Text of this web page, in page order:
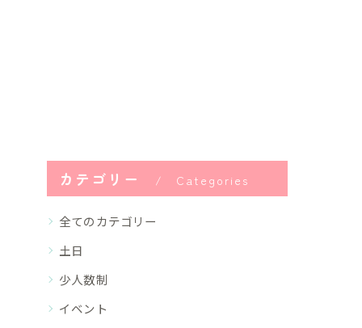
カテゴリー Categories
全てのカテゴリー
土日
少人数制
イベント